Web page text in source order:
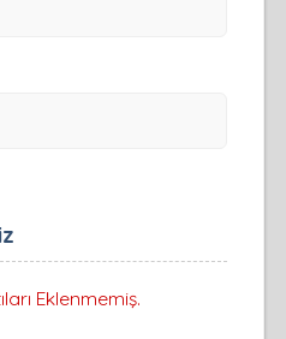
Eklenmemiş.